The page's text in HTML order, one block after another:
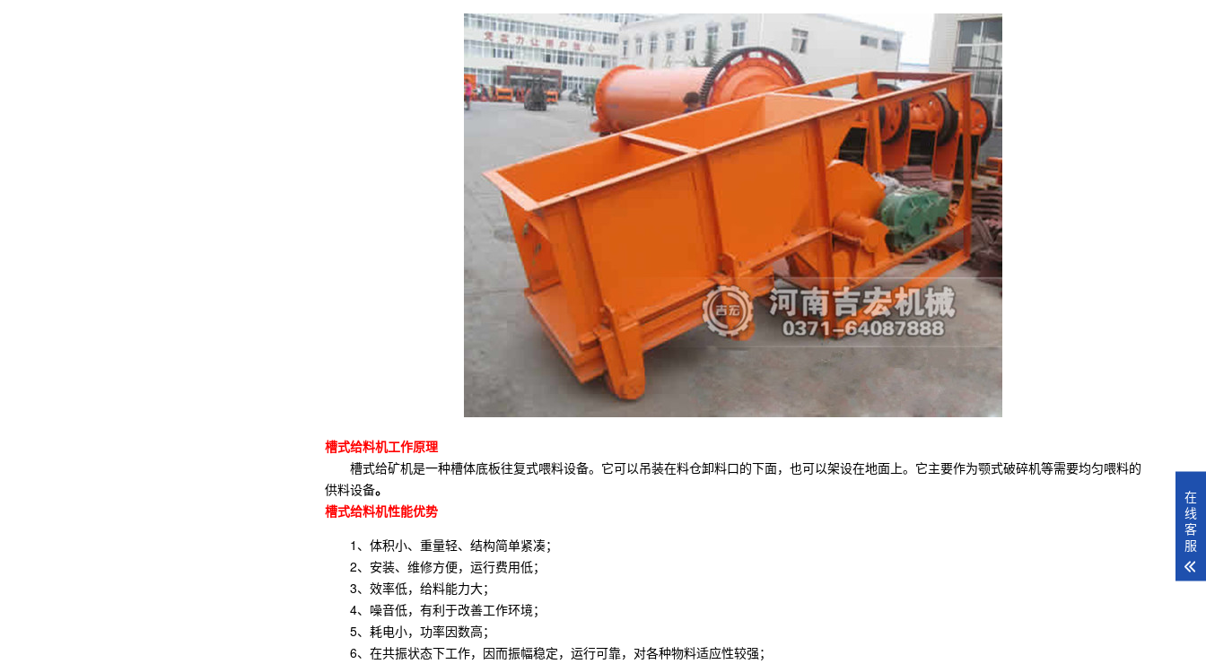
槽式给料机工作原理
槽式给矿机是一种槽体底板往复式喂料设备。它可以吊装在料仓卸料口的下面，也可以架设在地面上。它主要作为颚式破碎机等需要均匀喂料的
供料设备。
槽式给料机性能优势
1、体积小、重量轻、结构简单紧凑；
2、安装、维修方便，运行费用低；
3、效率低，给料能力大；
4、噪音低，有利于改善工作环境；
5、耗电小，功率因数高；
6、在共振状态下工作，因而振幅稳定，运行可靠，对各种物料适应性较强；
在
线
客
服